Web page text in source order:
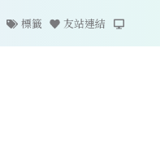
標籤 友站連結